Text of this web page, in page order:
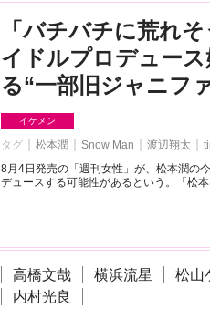
「バチバチに荒れ
イドルプロデュー
る“一部旧ジャニフ
イケメン
タグ 松本潤 Snow Man 渡辺翔太
8月4日発売の「週刊女性」が、松本潤の
デュースする可能性があるという。「松
高橋文哉 横浜流星 松山
内村光良